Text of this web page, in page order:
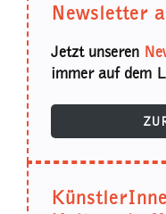
Newsletter
Jetzt unseren
immer auf dem